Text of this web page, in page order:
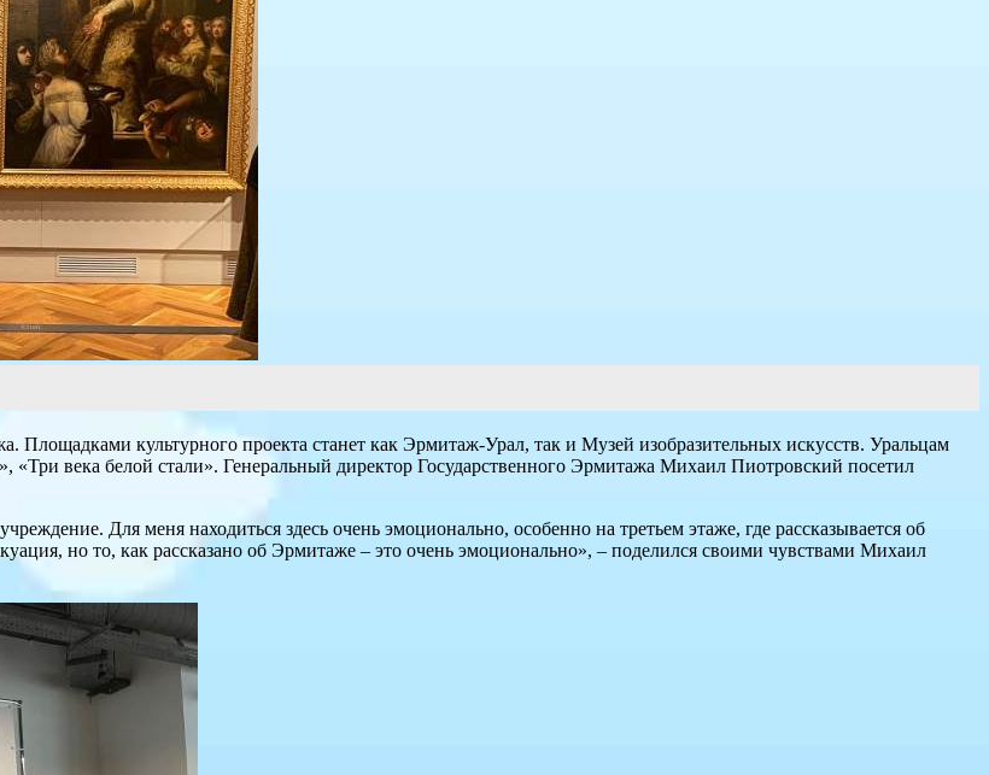
культурного проекта станет как Эрмитаж-Урал, так и Музей изобразительных искусств. Уральцам
века белой стали». Генеральный директор Государственного Эрмитажа Михаил Пиотровский посетил
Для меня находиться здесь очень эмоционально, особенно на третьем этаже, где рассказывается об
но то, как рассказано об Эрмитаже – это очень эмоционально», – поделился своими чувствами Михаил